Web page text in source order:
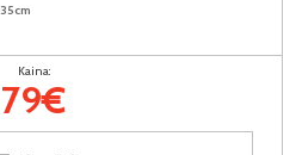
35cm
Kaina:
79€